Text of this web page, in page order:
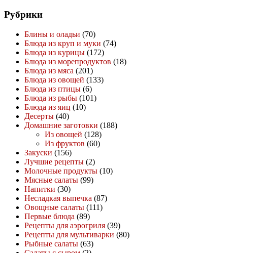
Рубрики
Блины и оладьи (70)
Блюда из круп и муки (74)
Блюда из курицы (172)
Блюда из морепродуктов (18)
Блюда из мяса (201)
Блюда из овощей (133)
Блюда из птицы (6)
Блюда из рыбы (101)
Блюда из яиц (10)
Десерты (40)
Домашние заготовки (188)
Из овощей (128)
Из фруктов (60)
Закуски (156)
Лучшие рецепты (2)
Молочные продукты (10)
Мясные салаты (99)
Напитки (30)
Несладкая выпечка (87)
Овощные салаты (111)
Первые блюда (89)
Рецепты для аэрогриля (39)
Рецепты для мультиварки (80)
Рыбные салаты (63)